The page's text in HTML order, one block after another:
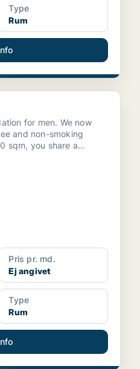
Type
Rum
men. We now
and non-smoking
sqm, you share a
Pris pr. md.
Ej angivet
Type
Rum